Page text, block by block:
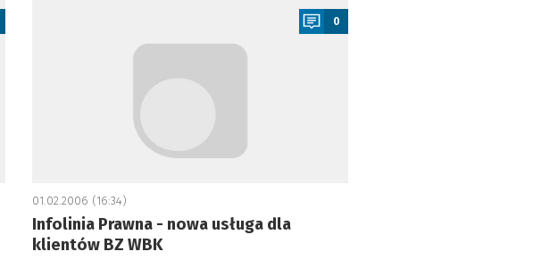
0
01.02.2006 (16:34)
Infolinia Prawna - nowa usługa dla
klientów BZ WBK